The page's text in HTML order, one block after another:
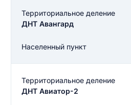
Территориальное деление
ДНТ Авангард
Населенный пункт
Территориальное деление
ДНТ Авиатор-2